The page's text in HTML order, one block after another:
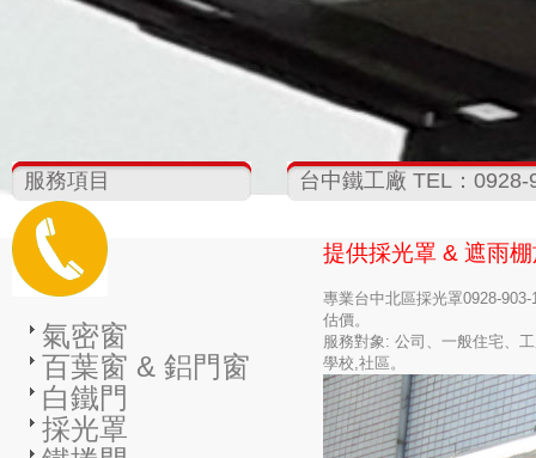
服務項目
氣密窗
百葉窗 & 鋁門窗
白鐵門
採光罩
台中鐵工廠 TEL：
提供採光罩 & 遮雨
專業台中北區採光罩0928-
估價。
服務對象: 公司、一般住宅、
學校,社區。